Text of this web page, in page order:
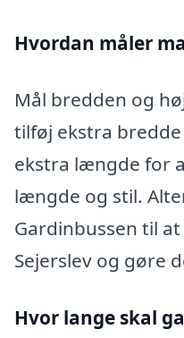
Hvordan måler
Mål bredden og
tilføj ekstra
ekstra længde for
længde og stil.
Gardinbussen til
Sejerslev og gøre
Hvor lange skal